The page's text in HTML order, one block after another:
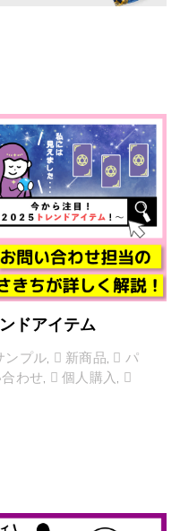
ドアイテム
ンプル, 新商品,
パ
わせ, 個人購入 ,